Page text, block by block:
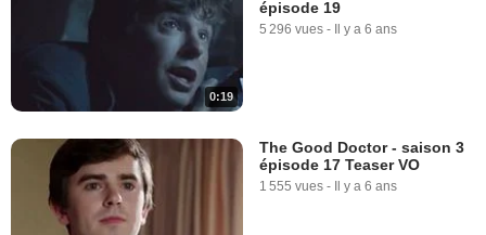
0:19
épisode 19
5 296 vues - Il y a 6 ans
The Good Doctor - saison 3
épisode 17 Teaser VO
1 555 vues - Il y a 6 ans